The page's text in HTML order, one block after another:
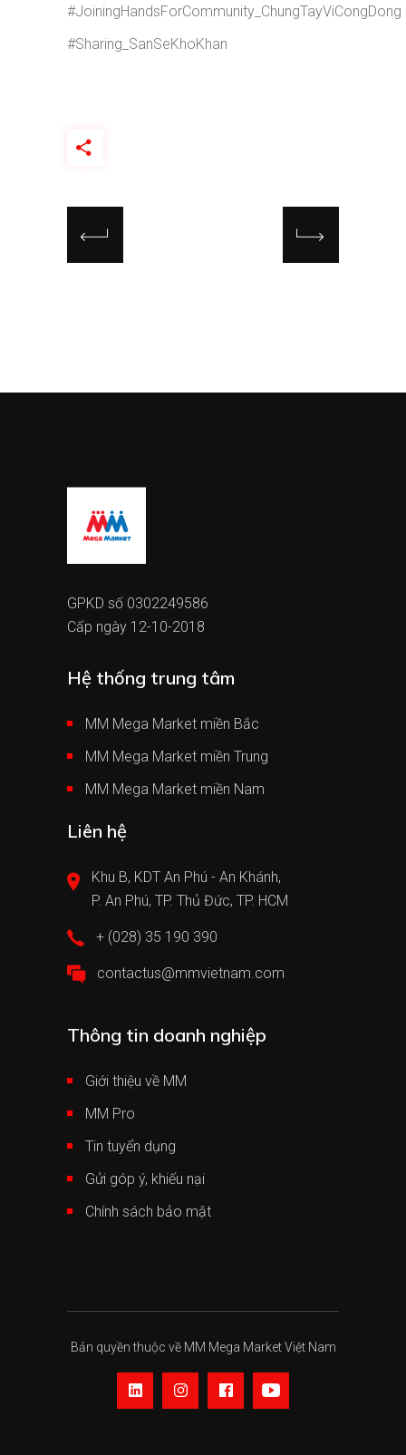
#JoiningHandsForCommunity_ChungTayViCongDong
#Sharing_SanSeKhoKhan
GPKD số 0302249586
Cấp ngày 12-10-2018
Hệ thống trung tâm
MM Mega Market miền Bắc
MM Mega Market miền Trung
MM Mega Market miền Nam
Liên hệ
Khu B, KDT An Phú - An Khánh,
P. An Phú, TP. Thủ Đức, TP. HCM
+ (028) 35 190 390
contactus@mmvietnam.com
Thông tin doanh nghiệp
Giới thiệu về MM
MM Pro
Tin tuyển dụng
Gửi góp ý, khiếu nại
Chính sách bảo mật
Bản quyền thuộc về MM Mega Market Việt Nam